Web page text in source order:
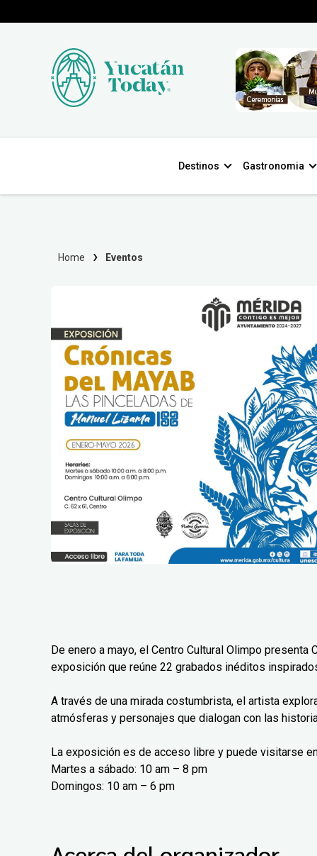
Destinos Gastronomia
Home Eventos
De enero a mayo, el Centro Cultural Olimpo
exposición que reúne 22 grabados inéditos
A través de una mirada costumbrista, el artista
atmósferas y personajes que dialogan con las
La exposición es de acceso libre y puede visitarse
Martes a sábado: 10 am – 8 pm
Domingos: 10 am – 6 pm